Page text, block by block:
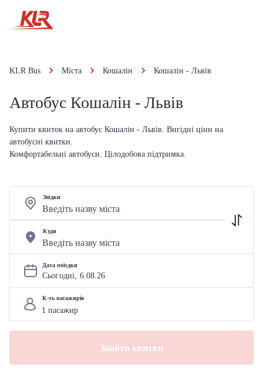
KLR Bus Міста Кошалін Кошалін - Львів
Автобус Кошалін - Львів
Купити квиток на автобус Кошалін - Львів. Вигідні ціни на
автобусні квитки.
Комфортабельні автобуси. Цілодобова підтримка.
Звідки
Куди
Дата поїздки
Сьогодні, 6.08.26
К-ть пасажирів
Знайти квитки